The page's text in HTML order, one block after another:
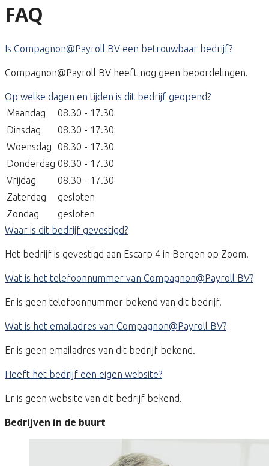
FAQ
Is Compagnon@Payroll BV een betrouwbaar bedrijf?
Compagnon@Payroll BV heeft nog geen beoordelingen.
Op welke dagen en tijden is dit bedrijf geopend?
Maandag
08.30 - 17.30
Dinsdag
08.30 - 17.30
Woensdag
08.30 - 17.30
Donderdag 08.30 - 17.30
Vrijdag
08.30 - 17.30
Zaterdag
gesloten
Zondag
gesloten
Waar is dit bedrijf gevestigd?
Het bedrijf is gevestigd aan Escarp 4 in Bergen op Zoom.
Wat is het telefoonnummer van Compagnon@Payroll BV?
Er is geen telefoonnummer bekend van dit bedrijf.
Wat is het emailadres van Compagnon@Payroll BV?
Er is geen emailadres van dit bedrijf bekend.
Heeft het bedrijf een eigen website?
Er is geen website van dit bedrijf bekend.
Bedrijven in de buurt